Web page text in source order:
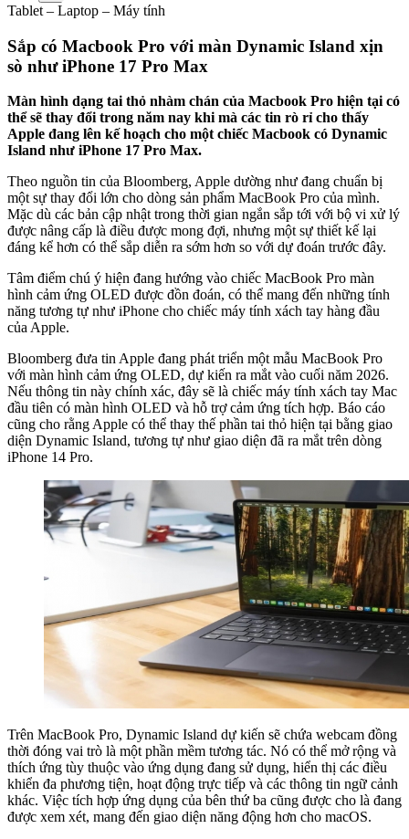
Tablet – Laptop – Máy tính
Sắp có Macbook Pro với màn Dynamic Island xịn
sò như iPhone 17 Pro Max
Màn hình dạng tai thỏ nhàm chán của Macbook Pro hiện tại có
thể sẽ thay đổi trong năm nay khi mà các tin rò rỉ cho thấy
Apple đang lên kế hoạch cho một chiếc Macbook có Dynamic
Island như iPhone 17 Pro Max.
Theo nguồn tin của Bloomberg, Apple dường như đang chuẩn bị
một sự thay đổi lớn cho dòng sản phẩm MacBook Pro của mình.
Mặc dù các bản cập nhật trong thời gian ngắn sắp tới với bộ vi xử lý
được nâng cấp là điều được mong đợi, nhưng một sự thiết kế lại
đáng kể hơn có thể sắp diễn ra sớm hơn so với dự đoán trước đây.
Tâm điểm chú ý hiện đang hướng vào chiếc MacBook Pro màn
hình cảm ứng OLED được đồn đoán, có thể mang đến những tính
năng tương tự như iPhone cho chiếc máy tính xách tay hàng đầu
của Apple.
Bloomberg đưa tin Apple đang phát triển một mẫu MacBook Pro
với màn hình cảm ứng OLED, dự kiến ​​ra mắt vào cuối năm 2026.
Nếu thông tin này chính xác, đây sẽ là chiếc máy tính xách tay Mac
đầu tiên có màn hình OLED và hỗ trợ cảm ứng tích hợp. Báo cáo
cũng cho rằng Apple có thể thay thế phần tai thỏ hiện tại bằng giao
diện Dynamic Island, tương tự như giao diện đã ra mắt trên dòng
iPhone 14 Pro.
Trên MacBook Pro, Dynamic Island dự kiến ​​sẽ chứa webcam đồng
thời đóng vai trò là một phần mềm tương tác. Nó có thể mở rộng và
thích ứng tùy thuộc vào ứng dụng đang sử dụng, hiển thị các điều
khiển đa phương tiện, hoạt động trực tiếp và các thông tin ngữ cảnh
khác. Việc tích hợp ứng dụng của bên thứ ba cũng được cho là đang
được xem xét, mang đến giao diện năng động hơn cho macOS.